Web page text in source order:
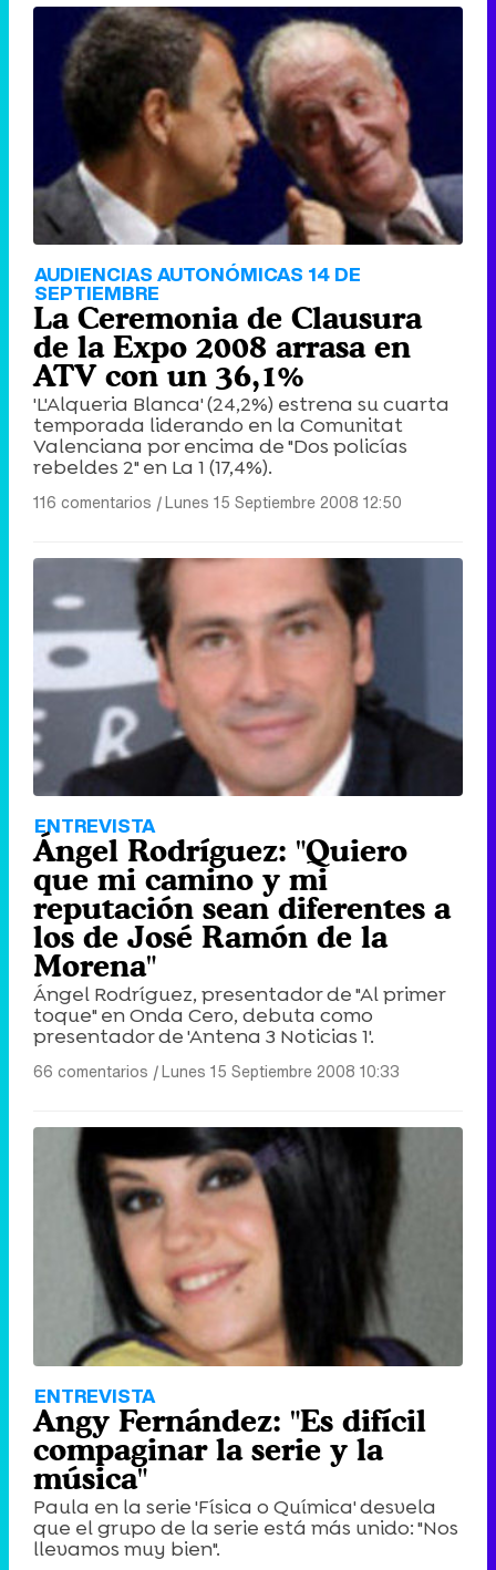
AUDIENCIAS AUTONÓMICAS 14 DE
SEPTIEMBRE
La Ceremonia de Clausura
de la Expo 2008 arrasa en
ATV con un 36,1%
'L'Alqueria Blanca' (24,2%) estrena su cuarta
temporada liderando en la Comunitat
Valenciana por encima de "Dos policías
rebeldes 2" en La 1 (17,4%).
116 comentarios |Lunes 15 Septiembre 2008 12:50
ENTREVISTA
Ángel Rodríguez: "Quiero
que mi camino y mi
reputación sean diferentes a
los de José Ramón de la
Morena"
Ángel Rodríguez, presentador de "Al primer
toque" en Onda Cero, debuta como
presentador de 'Antena 3 Noticias 1'.
66 comentarios |Lunes 15 Septiembre 2008 10:33
ENTREVISTA
Angy Fernández: "Es difícil
compaginar la serie y la
música"
Paula en la serie 'Física o Química' desvela
que el grupo de la serie está más unido: "Nos
llevamos muy bien".